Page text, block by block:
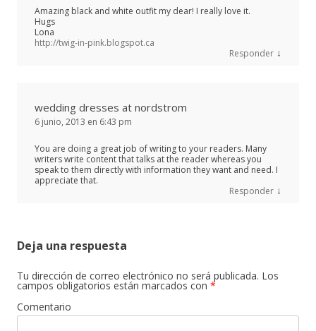
Amazing black and white outfit my dear! I really love it.
Hugs
Lona
http://twig-in-pink.blogspot.ca
Responder ↓
wedding dresses at nordstrom
6 junio, 2013 en 6:43 pm
You are doing a great job of writing to your readers. Many
writers write content that talks at the reader whereas you
speak to them directly with information they want and need. I
appreciate that.
Responder ↓
Deja una respuesta
Tu dirección de correo electrónico no será publicada. Los
campos obligatorios están marcados con *
Comentario